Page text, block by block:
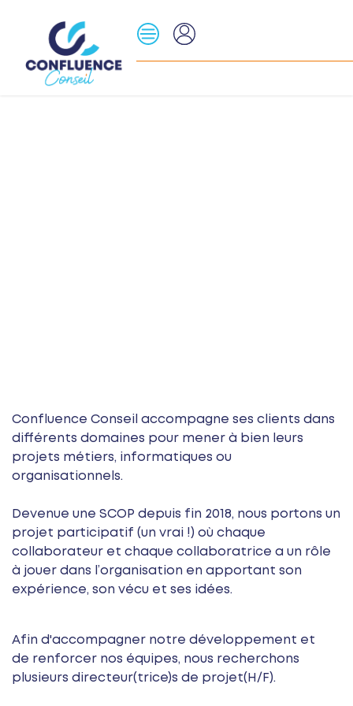
Confluence Conseil accompagne ses clients dans
différents domaines pour mener à bien leurs
projets métiers, informatiques ou
organisationnels.
Devenue une SCOP depuis fin 2018, nous portons un
projet participatif (un vrai !) où chaque
collaborateur et chaque collaboratrice a un rôle
à jouer dans l’organisation en apportant son
expérience, son vécu et ses idées.
Afin d'accompagner notre développement et
de renforcer nos équipes, nous recherchons
plusieurs directeur(trice)s de projet(H/F).